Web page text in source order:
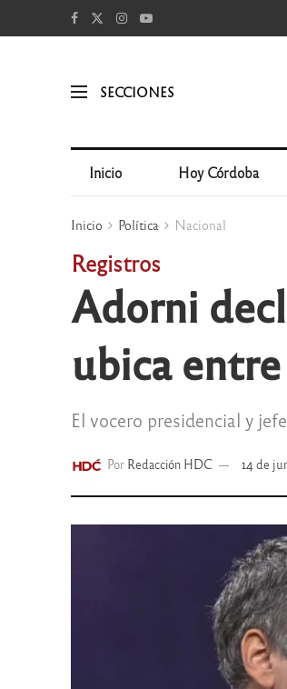
SECCIONES
Inicio Hoy Córdoba
Inicio Política Nacional
Registros
Adorni
ubica
El vocero presidencial y
Por Redacción HDC 14 de